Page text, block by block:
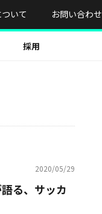
いて お問い合わせ
採用
2020/05/29
る、サッカ